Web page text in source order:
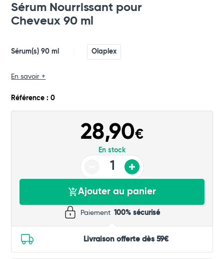
Total
Commander
Sérum Nourrissant pour
Cheveux 90 ml
Sérum(s) 90 ml Olaplex
En savoir +
Référence : 0
28,90€
En stock
Ajouter au panier
Paiement 100% sécurisé
Livraison offerte dès 59€